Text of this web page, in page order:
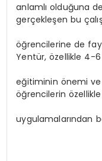
anlamlı olduğuna
gerçekleşen bu
öğrencilerine de
Yentür, özellikle 4-
eğitiminin önemi ve
öğrencilerin
uygulamalarından